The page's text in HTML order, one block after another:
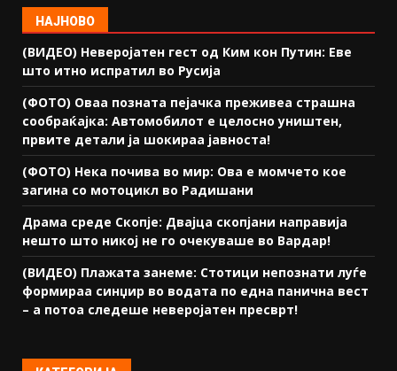
НАЈНОВО
(ВИДЕО) Неверојатен гест од Ким кон Путин: Еве
што итно испратил во Русија
(ФОТО) Оваа позната пејачка преживеа страшна
сообраќајка: Автомобилот е целосно уништен,
првите детали ја шокираа јавноста!
(ФОТО) Нека почива во мир: Ова е момчето кое
загина со мотоцикл во Радишани
Драма среде Скопје: Двајца скопјани направија
нешто што никој не го очекуваше во Вардар!
(ВИДЕО) Плажата занеме: Стотици непознати луѓе
формираа синџир во водата по една панична вест
– а потоа следеше неверојатен пресврт!